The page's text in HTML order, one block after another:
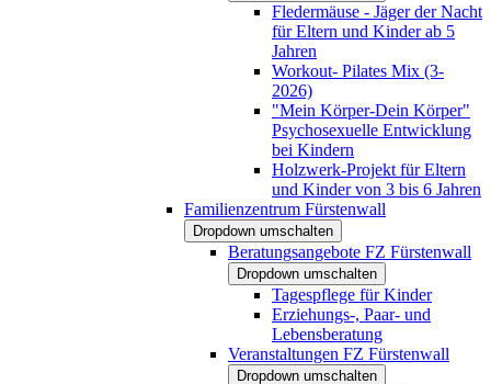
Fledermäuse - Jäger der Nacht
für Eltern und Kinder ab 5
Jahren
Workout- Pilates Mix (3-
2026)
"Mein Körper-Dein Körper"
Psychosexuelle Entwicklung
bei Kindern
Holzwerk-Projekt für Eltern
und Kinder von 3 bis 6 Jahren
Familienzentrum Fürstenwall
Dropdown umschalten
Beratungsangebote FZ Fürstenwall
Dropdown umschalten
Tagespflege für Kinder
Erziehungs-, Paar- und
Lebensberatung
Veranstaltungen FZ Fürstenwall
Dropdown umschalten